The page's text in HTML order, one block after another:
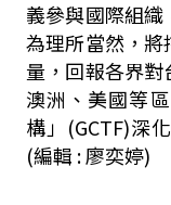
義參與國際組
為理所當然，
量，回報各界
澳洲、美國等
構」(GCTF)深
(編輯 : 廖奕婷)